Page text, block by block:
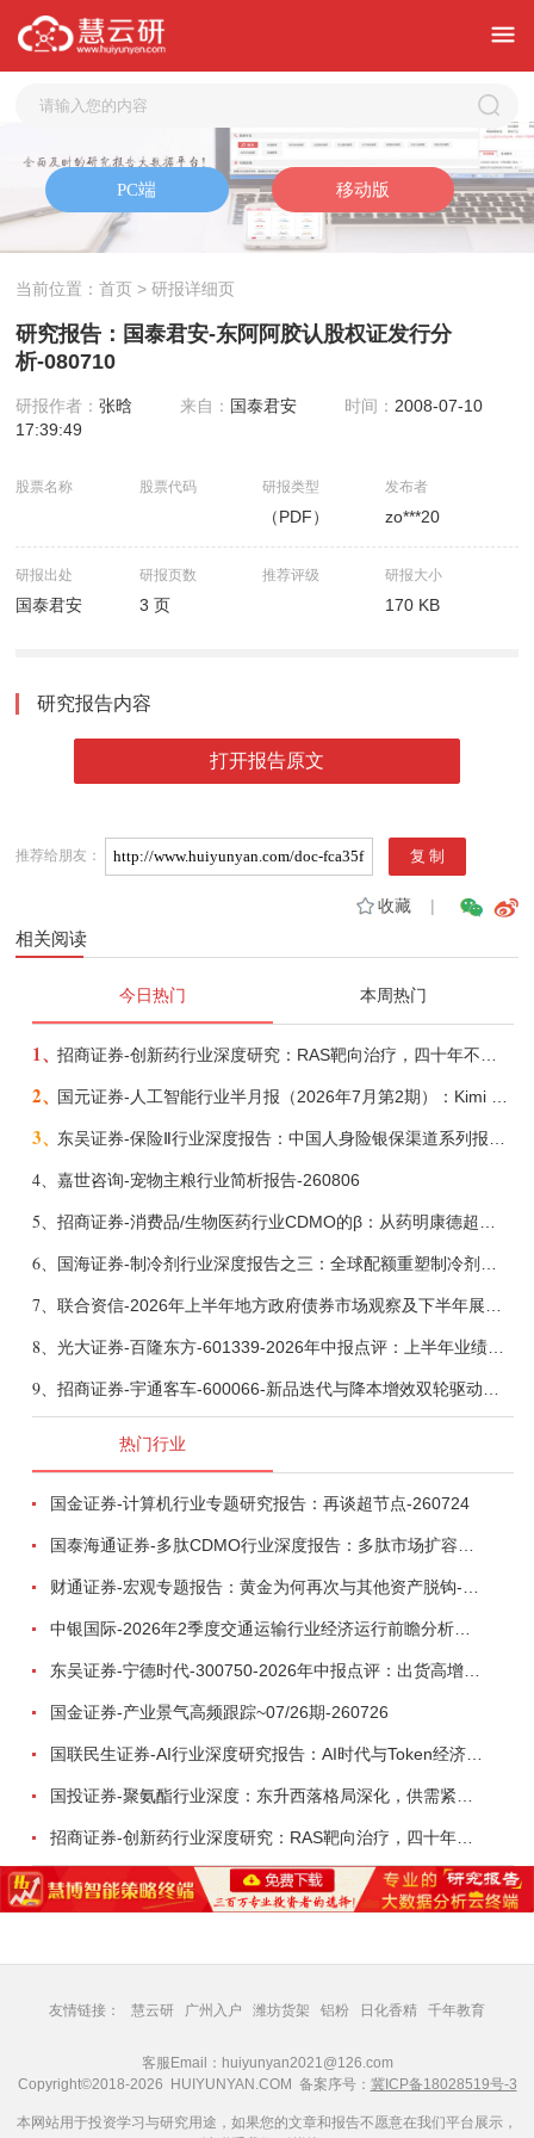
当前位置：首页 > 研报详细页
研究报告：国泰君安-东阿阿胶认股权证发行分
析-080710
研报作者：张晗 来自： 国泰君安 时间： 2008-07-10
17:39:49
股票名称 股票代码 研报类型
（PDF）
发布者
zo***20
研报出处
国泰君安
研报页数
3 页
推荐评级 研报大小
170 KB
研究报告内容
打开报告原文
推荐给朋友：
收藏|
相关阅读
今日热门 本周热门
1、
2、
3、
4、 嘉世咨询-宠物主粮行业简析报告-260806
5、
6、
7、
8、 光大证券-百隆东方-601339-2026年中报点评：上半年业绩表现高增，国内外产能均有亮眼表现-260807
9、
热门行业
国金证券-计算机行业专题研究报告：再谈超节点-260724
中银国际-2026年2季度交通运输行业经济运行前瞻分析：地缘冲突致航运和航空景气度分化，交通基础设施板块总体呈现稳健特征-260724
东吴证券-宁德时代-300750-2026年中报点评：出货高增业绩稳健，回购彰显龙头信心-260726
国金证券-产业景气高频跟踪~07/26期-260726
国联民生证券-AI行业深度研究报告：AI时代与Token经济，从技术符号到数字石油-260801
招商证券-创新药行业深度研究：RAS靶向治疗，四十年不可成药的终结，与终结之后的治疗格局演化-260805
友情链接： 慧云研 广州入户 潍坊货架 铝粉 日化香精 千年教育
客服Email：huiyunyan2021@126.com
Copyright©2018-2026 HUIYUNYAN.COM 备案序号： 冀ICP备18028519号-3
本网站用于投资学习与研究用途，如果您的文章和报告不愿意在我们平台展示，